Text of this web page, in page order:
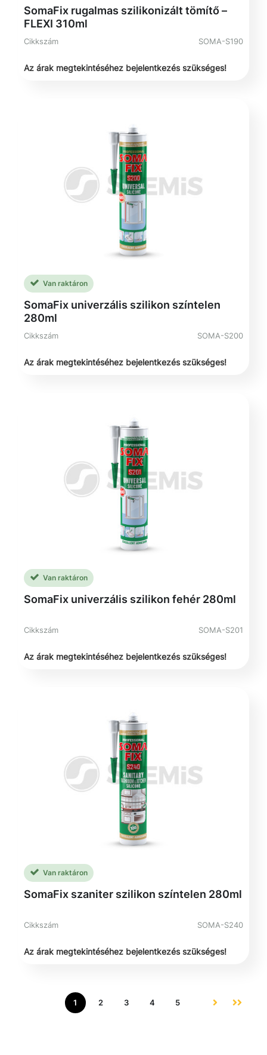
SomaFix rugalmas szilikonizált tömítő –
FLEXI 310ml
Cikkszám SOMA-S190
Az árak megtekintéséhez bejelentkezés szükséges!
Van raktáron
SomaFix univerzális szilikon színtelen
280ml
Cikkszám SOMA-S200
Az árak megtekintéséhez bejelentkezés szükséges!
Van raktáron
SomaFix univerzális szilikon fehér 280ml
Cikkszám SOMA-S201
Az árak megtekintéséhez bejelentkezés szükséges!
Van raktáron
SomaFix szaniter szilikon színtelen 280ml
Cikkszám SOMA-S240
Az árak megtekintéséhez bejelentkezés szükséges!
1 2 3 4 5